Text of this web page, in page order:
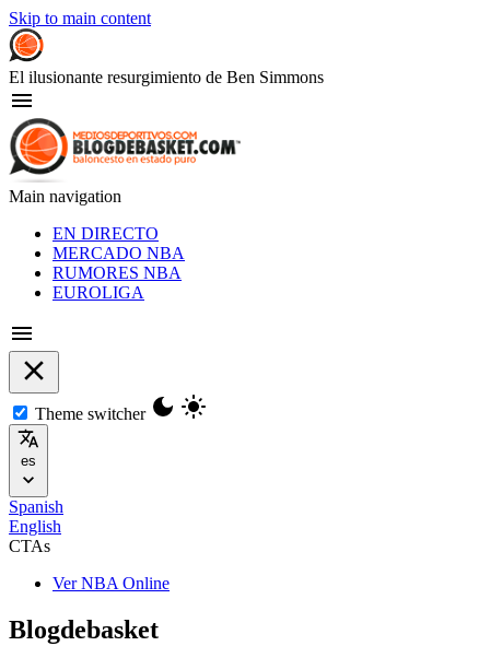
Skip to main content
El ilusionante resurgimiento de Ben Simmons
Main navigation
EN DIRECTO
MERCADO NBA
RUMORES NBA
EUROLIGA
Theme switcher
es
Spanish
English
CTAs
Ver NBA Online
Blogdebasket